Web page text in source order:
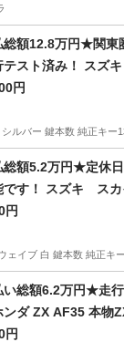
額12.8万円★関東
テスト済み！ スズ
！ エンジンガー
に♪
円
シルバー 鍵本数 純正キ
スズキ エンジン
額5.2万円★定休日
です！ スズキ スカ
スカブ！激安250cc
ッシュ！社外ハン
円
ェイブ 白 鍵本数 純正
スズキ ヘッドラ
総額6.2万円★走行
ンダ ZX AF35 本物
ール！金フォーク！
円